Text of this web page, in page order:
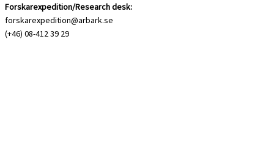
Forskarexpedition/Research desk:
forskarexpedition@arbark.se
(+46) 08-412 39 29